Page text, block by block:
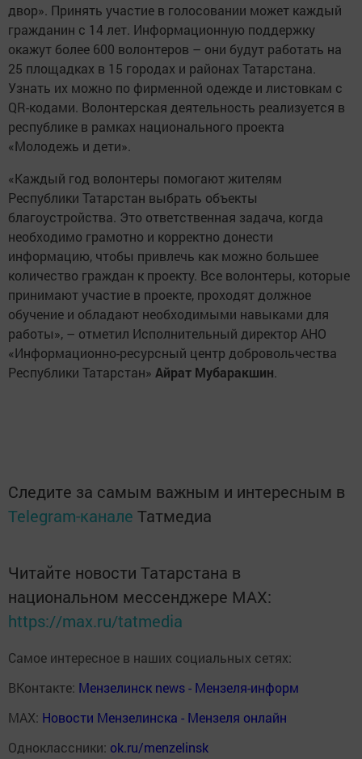
двор». Принять участие в голосовании может каждый
гражданин с 14 лет. Информационную поддержку
окажут более 600 волонтеров – они будут работать на
25 площадках в 15 городах и районах Татарстана.
Узнать их можно по фирменной одежде и листовкам с
QR-кодами. Волонтерская деятельность реализуется в
республике в рамках национального проекта
«Молодежь и дети».
«Каждый год волонтеры помогают жителям
Республики Татарстан выбрать объекты
благоустройства. Это ответственная задача, когда
необходимо грамотно и корректно донести
информацию, чтобы привлечь как можно большее
количество граждан к проекту. Все волонтеры, которые
принимают участие в проекте, проходят должное
обучение и обладают необходимыми навыками для
работы», – отметил Исполнительный директор АНО
«Информационно-ресурсный центр добровольчества
Республики Татарстан» Айрат Мубаракшин.
Следите за самым важным и интересным в
Telegram-канале Татмедиа
Читайте новости Татарстана в
национальном мессенджере MАХ:
https://max.ru/tatmedia
Самое интересное в наших социальных сетях:
ВКонтакте: Мензелинск news - Мензеля-информ
MAX: Новости Мензелинска - Мензеля онлайн
Одноклассники: ok.ru/menzelinsk